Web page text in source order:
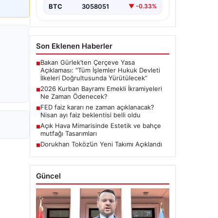
BTC 3058051 ▼ -0.33%
Son Eklenen Haberler
■Bakan Gürlek’ten Çerçeve Yasa
Açıklaması: “Tüm İşlemler Hukuk Devleti
İlkeleri Doğrultusunda Yürütülecek”
■2026 Kurban Bayramı Emekli İkramiyeleri
Ne Zaman Ödenecek?
■FED faiz kararı ne zaman açıklanacak?
Nisan ayı faiz beklentisi belli oldu
■Açık Hava Mimarisinde Estetik ve bahçe
mutfağı Tasarımları
■Dorukhan Toköz’ün Yeni Takımı Açıklandı
Güncel